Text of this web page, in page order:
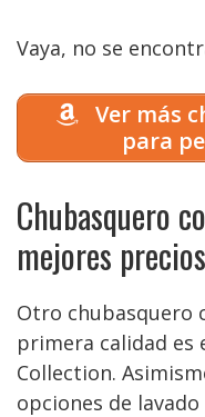
Vaya, no se
Ver más
para
Chubasquero
mejores precios
Otro chubasquero
primera calidad
Collection.
opciones de